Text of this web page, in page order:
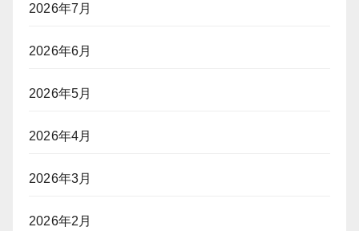
2026年7月
2026年6月
2026年5月
2026年4月
2026年3月
2026年2月